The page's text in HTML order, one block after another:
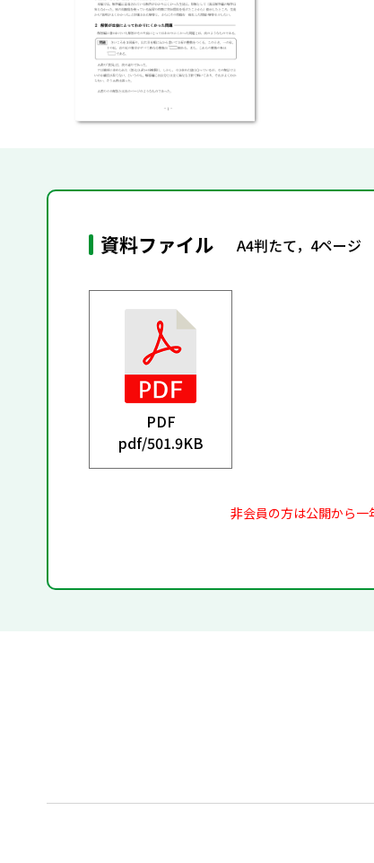
資料ファイル A4判たて，4ページ
PDF
pdf/501.9KB
非会員の方は公開から一